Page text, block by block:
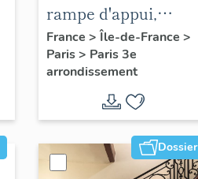
rampe d'appui,
escalier de l' hôtel de
Sandreville (non
étudié)
France > Île-de-France >
Paris> Paris 3e
arrondissement
Dossier